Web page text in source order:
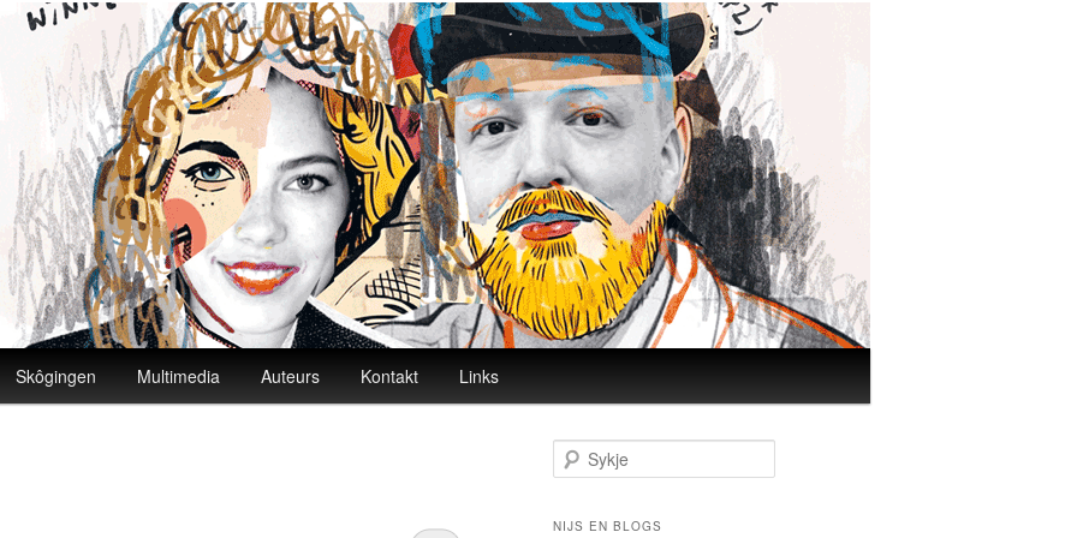
Skôgingen Multimedia Auteurs Kontakt Links
Sykje
NIJS EN BLOGS